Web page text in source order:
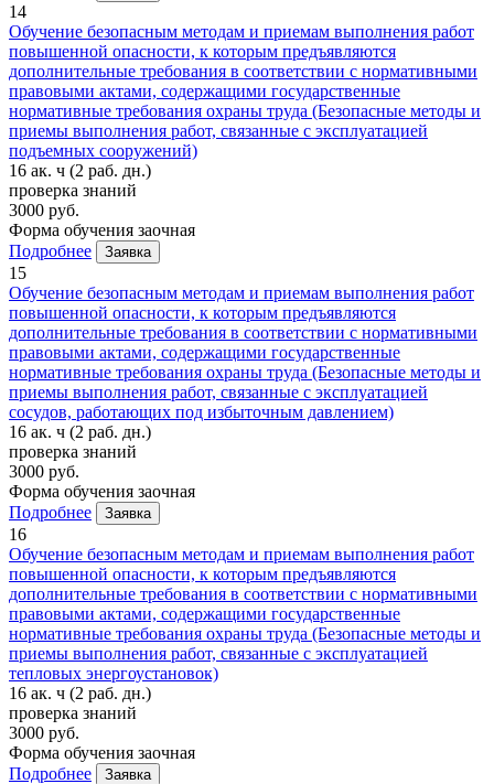
14
Обучение безопасным методам и приемам выполнения работ
повышенной опасности, к которым предъявляются
дополнительные требования в соответствии с нормативными
правовыми актами, содержащими государственные
нормативные требования охраны труда (Безопасные методы и
приемы выполнения работ, связанные с эксплуатацией
подъемных сооружений)
16 ак. ч (2 раб. дн.)
проверка знаний
3000 руб.
Форма обучения заочная
Подробнее
Заявка
15
Обучение безопасным методам и приемам выполнения работ
повышенной опасности, к которым предъявляются
дополнительные требования в соответствии с нормативными
правовыми актами, содержащими государственные
нормативные требования охраны труда (Безопасные методы и
приемы выполнения работ, связанные с эксплуатацией
сосудов, работающих под избыточным давлением)
16 ак. ч (2 раб. дн.)
проверка знаний
3000 руб.
Форма обучения заочная
Подробнее
Заявка
16
Обучение безопасным методам и приемам выполнения работ
повышенной опасности, к которым предъявляются
дополнительные требования в соответствии с нормативными
правовыми актами, содержащими государственные
нормативные требования охраны труда (Безопасные методы и
приемы выполнения работ, связанные с эксплуатацией
тепловых энергоустановок)
16 ак. ч (2 раб. дн.)
проверка знаний
3000 руб.
Форма обучения заочная
Подробнее
Заявка